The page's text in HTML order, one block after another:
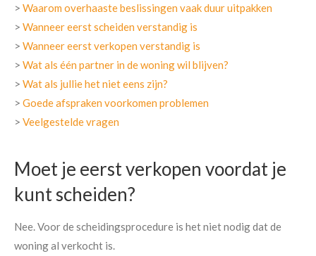
> Waarom overhaaste beslissingen vaak duur uitpakken
> Wanneer eerst scheiden verstandig is
> Wanneer eerst verkopen verstandig is
> Wat als één partner in de woning wil blijven?
> Wat als jullie het niet eens zijn?
> Goede afspraken voorkomen problemen
> Veelgestelde vragen
Moet je eerst verkopen voordat je
kunt scheiden?
Nee. Voor de scheidingsprocedure is het niet nodig dat de
woning al verkocht is.